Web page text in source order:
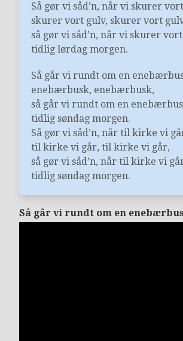
Så gør vi såd’n, når vi skurer
skurer vort gulv, skurer vort
så gør vi såd’n, når vi skurer
tidlig lørdag morgen.
Så går vi rundt om en
enebærbusk, enebærbusk,
så går vi rundt om en
tidlig søndag morgen.
Så gør vi såd’n, når til kirke vi
til kirke vi går, til kirke vi går,
så gør vi såd’n, når til kirke vi
tidlig søndag morgen.
Så går vi rundt om en